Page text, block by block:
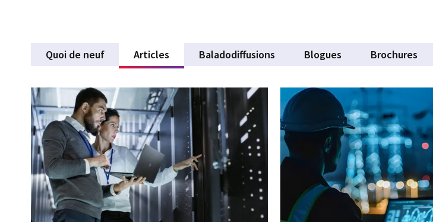
Quoi de neuf Articles (active tab)Baladodiffusions Blogues Brochures